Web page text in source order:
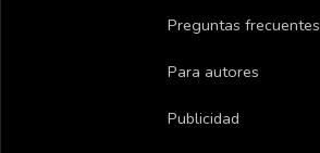
Preguntas frecuentes
Para autores
Publicidad